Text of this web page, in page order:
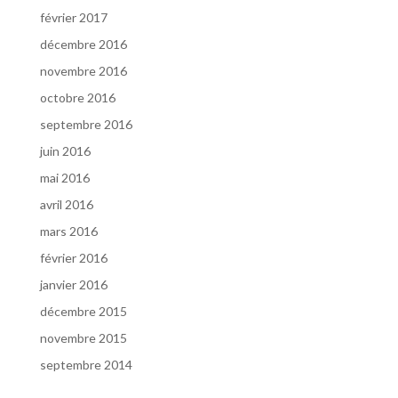
février 2017
décembre 2016
novembre 2016
octobre 2016
septembre 2016
juin 2016
mai 2016
avril 2016
mars 2016
février 2016
janvier 2016
décembre 2015
novembre 2015
septembre 2014